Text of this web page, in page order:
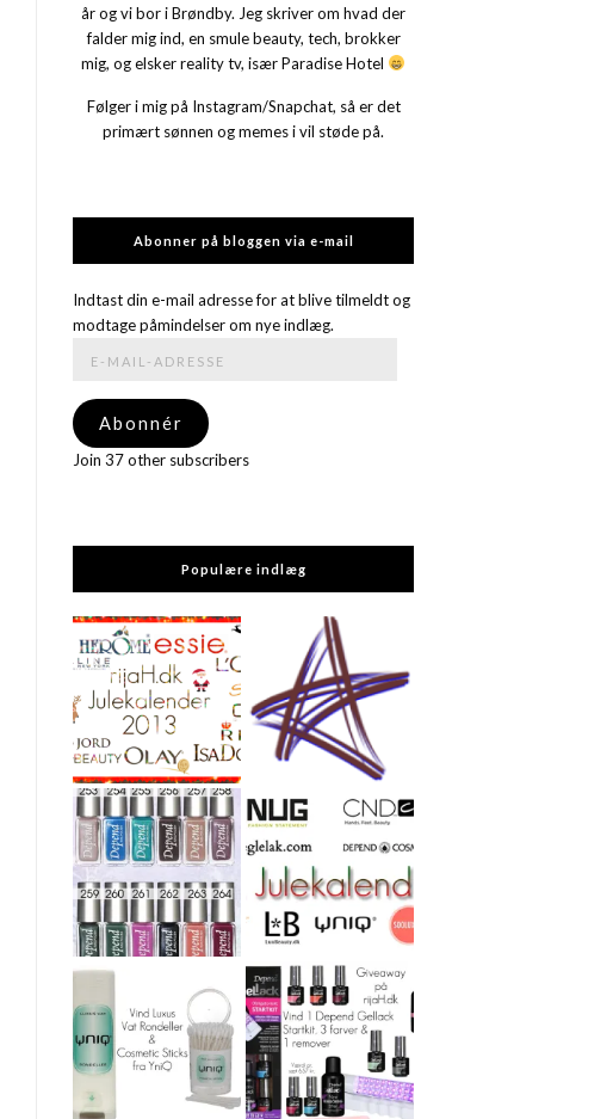
år og vi bor i Brøndby. Jeg skriver om hvad der
falder mig ind, en smule beauty, tech, brokker
mig, og elsker reality tv, især Paradise Hotel
Følger i mig på Instagram/Snapchat, så er det
primært sønnen og memes i vil støde på.
Abonner på bloggen via e-mail
Indtast din e-mail adresse for at blive tilmeldt og
modtage påmindelser om nye indlæg.
adresse
Abonnér
Join 37 other subscribers
Populære indlæg